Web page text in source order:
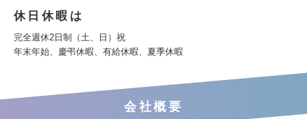
休日休暇は
完全週休2日制（土、日）祝
年末年始、慶弔休暇、有給休暇、夏季休暇
会社概要